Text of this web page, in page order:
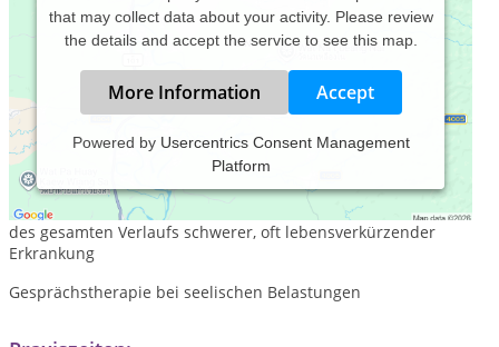
that may collect data about your activity. Please review
the details and accept the service to see this map.
More Information Accept
Powered by Usercentrics Consent Management
Platform
Psychoonkologische Akutversorgung
Begleitung von Betroffenen und ihren Angehörigen während
des gesamten Verlaufs schwerer, oft lebensverkürzender
Erkrankung
Gesprächstherapie bei seelischen Belastungen